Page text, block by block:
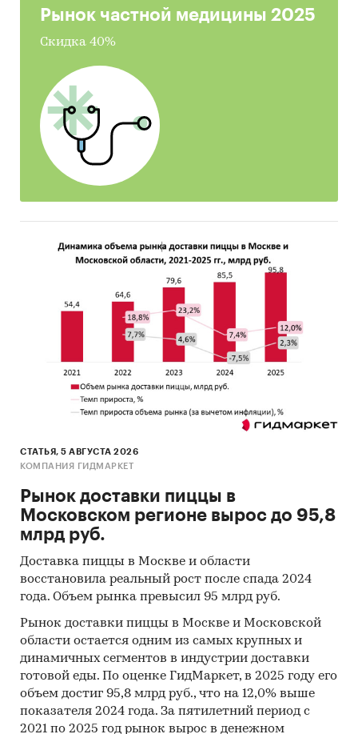
аналитикой и прогнозами развития рынков
стройматериалов и строительства;
− Результаты исследований опубликованы в
специализированных и научных изданиях,
таких как «Вопросы экономики»,
«Коммерсантъ», «Эксперт», «Экономика
строительства», «Цемент и его применение»,
«Строительная газета», «АСН-инфо»,
«Строительный Еженедельник» и многих
других.
− Авторские разработки «Амикрон-
консалтинг» применяются при
в текущей деятельности компаний
строительного сектора.
Любое из подготовленных компанией
исследований может быть обновлено,
дополнено, расширено.
Категории: Потребительские товары / ...
Стройматериалы / Строительный песок
Потребительские товары
Строительный песок
Промышленность
Щебень
Строительство и недвижимость
Стройматериалы / Строительный песок
Строительство и недвижимость
Стройматериалы / Щебень
Россия / Центральный федеральный округ /
Москва
Московская область
Рынок частной медицины 2025
Скидка 40%
СТАТЬЯ, 5 АВГУСТА 2026
КОМПАНИЯ ГИДМАРКЕТ
Рынок доставки пиццы в
Московском регионе вырос до 95,8
млрд руб.
Доставка пиццы в Москве и области
восстановила реальный рост после спада 2024
года. Объем рынка превысил 95 млрд руб.
Рынок доставки пиццы в Москве и Московской
области остается одним из самых крупных и
динамичных сегментов в индустрии доставки
готовой еды. По оценке ГидМаркет, в 2025 году его
объем достиг 95,8 млрд руб., что на 12,0% выше
показателя 2024 года. За пятилетний период с
2021 по 2025 год рынок вырос в денежном